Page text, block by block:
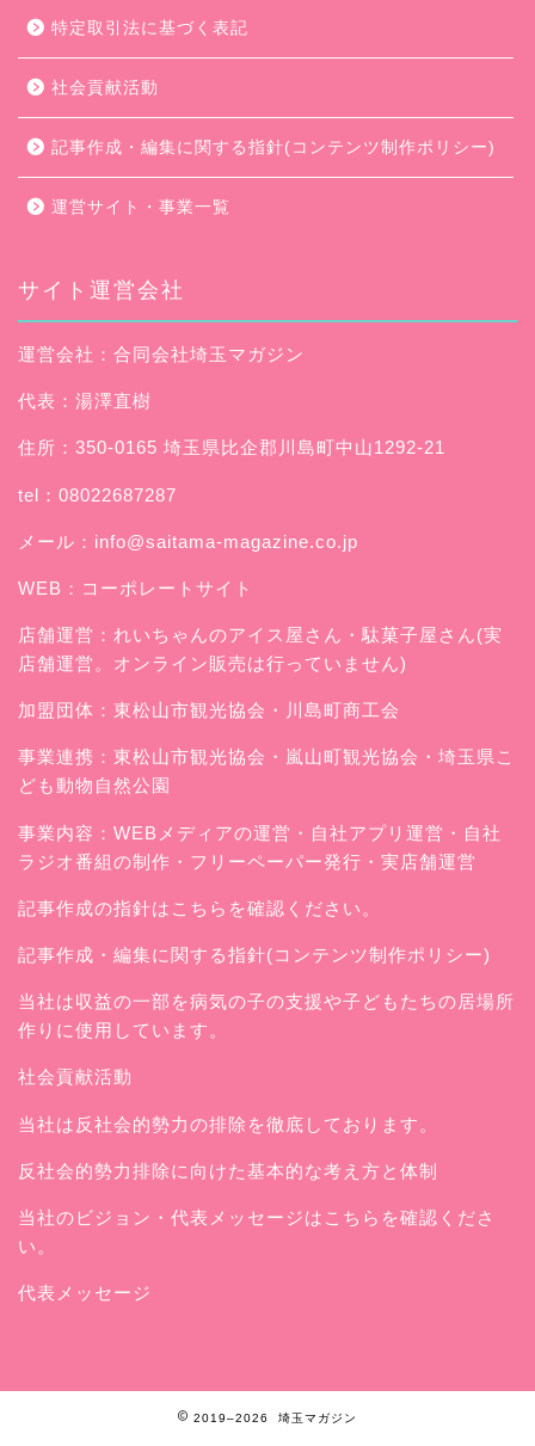
特定取引法に基づく表記
社会貢献活動
記事作成・編集に関する指針(コンテンツ制作ポリシー)
運営サイト・事業一覧
サイト運営会社
運営会社：合同会社埼玉マガジン
代表：湯澤直樹
住所：350-0165 埼玉県比企郡川島町中山1292-21
tel：08022687287
メール： info@saitama-magazine.co.jp
WEB： コーポレートサイト
店舗運営： れいちゃんのアイス屋さん ・駄菓子屋さん(実
店舗運営。オンライン販売は行っていません)
加盟団体：東松山市観光協会・川島町商工会
事業連携：東松山市観光協会・嵐山町観光協会・埼玉県こ
ども動物自然公園
事業内容：WEBメディアの運営・自社アプリ運営・自社
ラジオ番組の制作・フリーペーパー発行・実店舗運営
記事作成の指針はこちらを確認ください。
記事作成・編集に関する指針(コンテンツ制作ポリシー)
当社は収益の一部を病気の子の支援や子どもたちの居場所
作りに使用しています。
社会貢献活動
当社は反社会的勢力の排除を徹底しております。
反社会的勢力排除に向けた基本的な考え方と体制
当社のビジョン・代表メッセージはこちらを確認くださ
い。
代表メッセージ
2019–2026 埼玉マガジン